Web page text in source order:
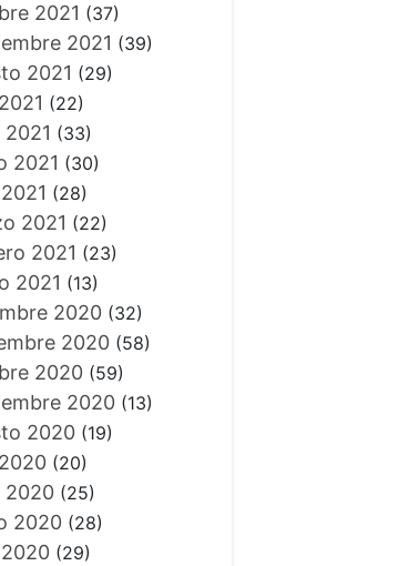
2021 (37)
2021 (39)
2021 (29)
(22)
(33)
2021 (30)
(28)
2021 (22)
2021 (23)
2021 (13)
2020(32)
2020(58)
2020(59)
2020(13)
2020(19)
(20)
2020(25)
2020(28)
(29)